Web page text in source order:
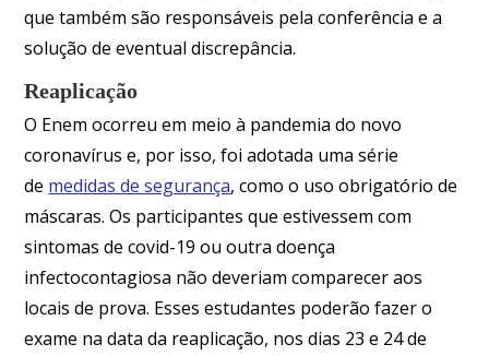
que também são responsáveis pela conferência e a
solução de eventual discrepância.
Reaplicação
O Enem ocorreu em meio à pandemia do novo
coronavírus e, por isso, foi adotada uma série
de medidas de segurança, como o uso obrigatório de
máscaras. Os participantes que estivessem com
sintomas de covid-19 ou outra doença
infectocontagiosa não deveriam comparecer aos
locais de prova. Esses estudantes poderão fazer o
exame na data da reaplicação, nos dias 23 e 24 de